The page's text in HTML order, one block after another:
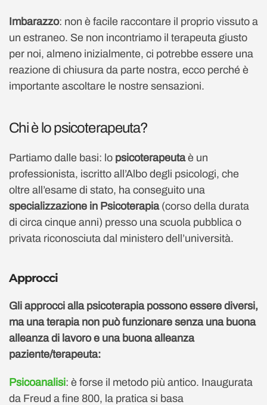
Imbarazzo: non è facile raccontare il proprio vissuto a
un estraneo. Se non incontriamo il terapeuta giusto
per noi, almeno inizialmente, ci potrebbe essere una
reazione di chiusura da parte nostra, ecco perché è
importante ascoltare le nostre sensazioni.
Chi è lo psicoterapeuta?
Partiamo dalle basi: lo psicoterapeutaè un
professionista, iscritto all’Albo degli psicologi, che
oltre all’esame di stato, ha conseguito una
specializzazione in Psicoterapia(corso della durata
di circa cinque anni) presso una scuola pubblica o
privata riconosciuta dal ministero dell’università.
Approcci
Gli approcci alla psicoterapia possono essere diversi,
ma una terapia non può funzionare senza una buona
alleanza di lavoro e una buona alleanza
paziente/terapeuta:
Psicoanalisi: è forse il metodo più antico. Inaugurata
da Freud a fine 800, la pratica si basa